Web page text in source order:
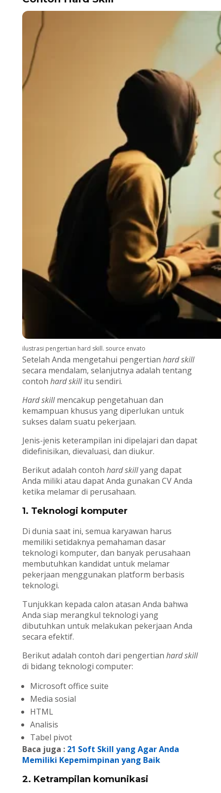
ilustrasi pengertian hard skill. source envato
Setelah Anda mengetahui pengertian hard skill
secara mendalam, selanjutnya adalah tentang
contoh hard skillitu sendiri.
Hard skillmencakup pengetahuan dan
kemampuan khusus yang diperlukan untuk
sukses dalam suatu pekerjaan.
Jenis-jenis keterampilan ini dipelajari dan dapat
didefinisikan, dievaluasi, dan diukur.
Berikut adalah contoh hard skillyang dapat
Anda miliki atau dapat Anda gunakan CV Anda
ketika melamar di perusahaan.
1. Teknologi komputer
Di dunia saat ini, semua karyawan harus
memiliki setidaknya pemahaman dasar
teknologi komputer, dan banyak perusahaan
membutuhkan kandidat untuk melamar
pekerjaan menggunakan platform berbasis
teknologi.
Tunjukkan kepada calon atasan Anda bahwa
Anda siap merangkul teknologi yang
dibutuhkan untuk melakukan pekerjaan Anda
secara efektif.
Berikut adalah contoh dari pengertian hard skill
di bidang teknologi computer:
Microsoft office suite
Media sosial
HTML
Analisis
Tabel pivot
Baca juga : 21 Soft Skill yang Agar Anda
Memiliki Kepemimpinan yang Baik
2. Ketrampilan komunikasi